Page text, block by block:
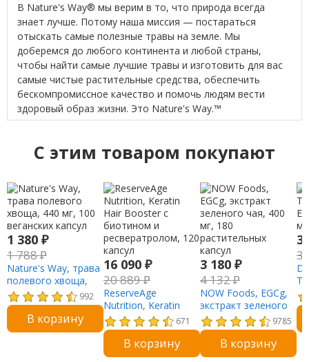
В Nature's Way® мы верим в то, что природа всегда
знает лучше. Потому наша миссия — постараться
отыскать самые полезные травы на земле. Мы
доберемся до любого континента и любой страны,
чтобы найти самые лучшие травы и изготовить для вас
самые чистые растительные средства, обеспечить
бескомпромиссное качество и помочь людям вести
здоровый образ жизни. Это Nature's Way.™
C этим товаром покупают
1 380 ₽
1 788₽
Nature's Way, трава
полевого хвоща,
440 мг, 100
веганских капсул
992
В корзину
16 090 ₽
20 889₽
ReserveAge
Nutrition, Keratin
Hair Booster с
биотином и
ресвератролом, 120
капсул
671
В корзину
3 180 ₽
4 132₽
NOW Foods, EGCg,
экстракт зеленого
чая, 400 мг, 180
растительных
капсул
9785
В корзину
3
3